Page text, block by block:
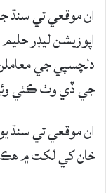
ان موقعي تي سنڌ
اپوزيشن ليڊر
دلچسپي جي
جي ڏي وٺ ڪئي
ان موقعي تي سنڌ
خان کي لکت ۾ هڪ